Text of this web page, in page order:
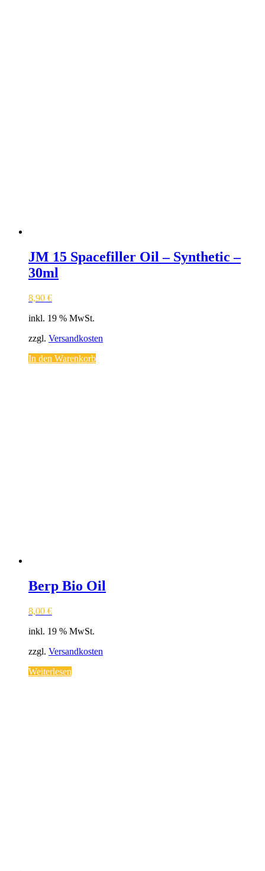
JM 15 Spacefiller Oil – Synthetic –
30ml
8,90 €
inkl. 19 % MwSt.
zzgl. Versandkosten
In den Warenkorb
Berp Bio Oil
8,00 €
inkl. 19 % MwSt.
zzgl. Versandkosten
Weiterlesen